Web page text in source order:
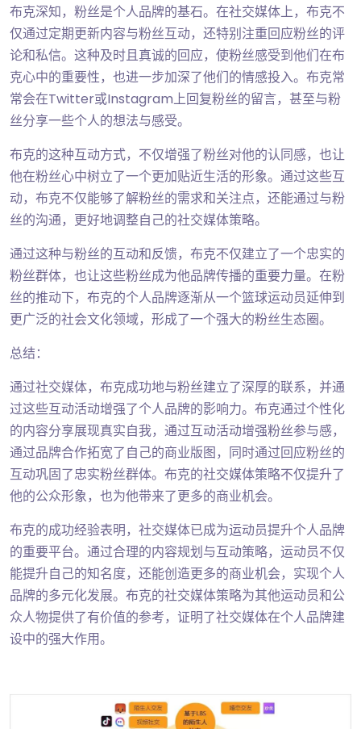
布克深知，粉丝是个人品牌的基石。在社交媒体上，布克不
仅通过定期更新内容与粉丝互动，还特别注重回应粉丝的评
论和私信。这种及时且真诚的回应，使粉丝感受到他们在布
克心中的重要性，也进一步加深了他们的情感投入。布克常
常会在Twitter或Instagram上回复粉丝的留言，甚至与粉
丝分享一些个人的想法与感受。
布克的这种互动方式，不仅增强了粉丝对他的认同感，也让
他在粉丝心中树立了一个更加贴近生活的形象。通过这些互
动，布克不仅能够了解粉丝的需求和关注点，还能通过与粉
丝的沟通，更好地调整自己的社交媒体策略。
通过这种与粉丝的互动和反馈，布克不仅建立了一个忠实的
粉丝群体，也让这些粉丝成为他品牌传播的重要力量。在粉
丝的推动下，布克的个人品牌逐渐从一个篮球运动员延伸到
更广泛的社会文化领域，形成了一个强大的粉丝生态圈。
总结：
通过社交媒体，布克成功地与粉丝建立了深厚的联系，并通
过这些互动活动增强了个人品牌的影响力。布克通过个性化
的内容分享展现真实自我，通过互动活动增强粉丝参与感，
通过品牌合作拓宽了自己的商业版图，同时通过回应粉丝的
互动巩固了忠实粉丝群体。布克的社交媒体策略不仅提升了
他的公众形象，也为他带来了更多的商业机会。
布克的成功经验表明，社交媒体已成为运动员提升个人品牌
的重要平台。通过合理的内容规划与互动策略，运动员不仅
能提升自己的知名度，还能创造更多的商业机会，实现个人
品牌的多元化发展。布克的社交媒体策略为其他运动员和公
众人物提供了有价值的参考，证明了社交媒体在个人品牌建
设中的强大作用。